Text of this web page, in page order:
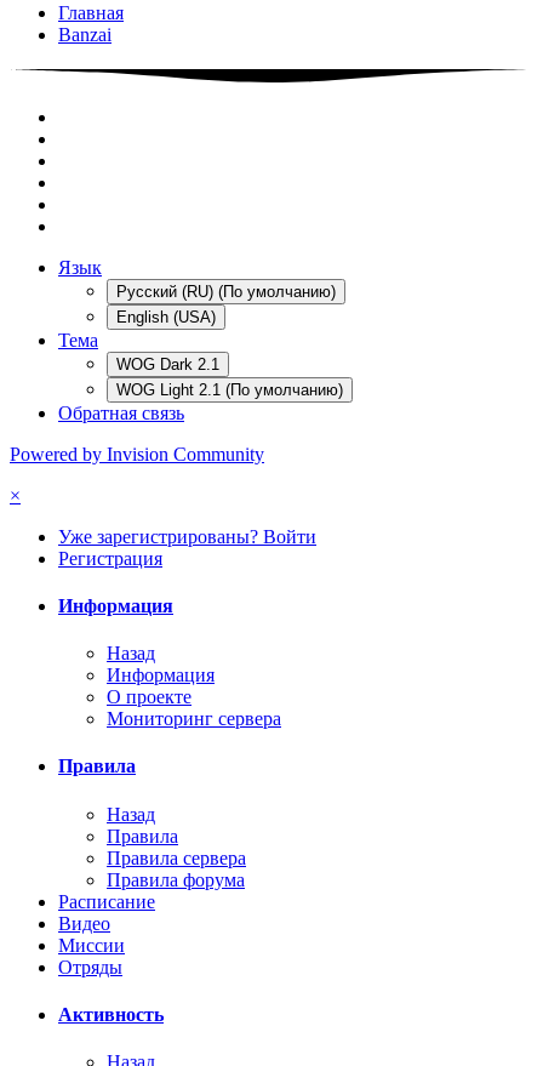
Главная
Banzai
Язык
Русский (RU) (По умолчанию)
English (USA)
Тема
WOG Dark 2.1
WOG Light 2.1 (По умолчанию)
Обратная связь
Powered by Invision Community
×
Уже зарегистрированы? Войти
Регистрация
Информация
Назад
Информация
О проекте
Мониторинг сервера
Правила
Назад
Правила
Правила сервера
Правила форума
Расписание
Видео
Миссии
Отряды
Активность